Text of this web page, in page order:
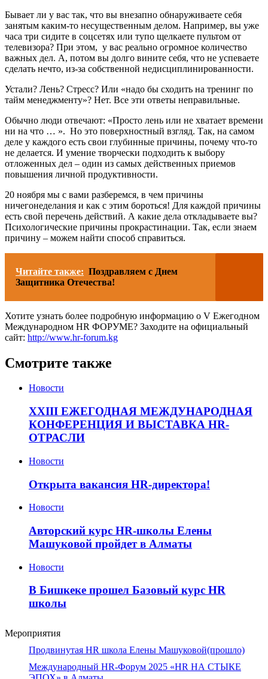
Бывает ли у вас так, что вы внезапно обнаруживаете себя
занятым каким-то несущественным делом. Например, вы уже
часа три сидите в соцсетях или тупо щелкаете пультом от
телевизора? При этом, у вас реально огромное количество
важных дел. А, потом вы долго вините себя, что не успеваете
сделать нечто, из-за собственной недисциплинированности.
Устали? Лень? Стресс? Или «надо бы сходить на тренинг по
тайм менеджменту»? Нет. Все эти ответы неправильные.
Обычно люди отвечают: «Просто лень или не хватает времени
ни на что … ». Но это поверхностный взгляд. Так, на самом
деле у каждого есть свои глубинные причины, почему что-то
не делается. И умение творчески подходить к выбору
отложенных дел – один из самых действенных приемов
повышения личной продуктивности.
20 ноября мы с вами разберемся, в чем причины
ничегонеделания и как с этим бороться! Для каждой причины
есть свой перечень действий. А какие дела откладываете вы?
Психологические причины прокрастинации. Так, если знаем
причину – можем найти способ справиться.
Читайте также: Поздравляем с Днем
Защитника Отечества!
Хотите узнать более подробную информацию о V Ежегодном
Международном HR ФОРУМЕ? Заходите на официальный
сайт: http://www.hr-forum.kg
Смотрите также
Новости
XXIII ЕЖЕГОДНАЯ МЕЖДУНАРОДНАЯ
КОНФЕРЕНЦИЯ И ВЫСТАВКА HR-
ОТРАСЛИ
Новости
Открыта вакансия HR-директора!
Новости
Авторский курс HR-школы Елены
Машуковой пройдет в Алматы
Новости
В Бишкеке прошел Базовый курс HR
школы
Мероприятия
Продвинутая HR школа Елены Машуковой(прошло)
Международный HR-Форум 2025 «HR НА СТЫКЕ